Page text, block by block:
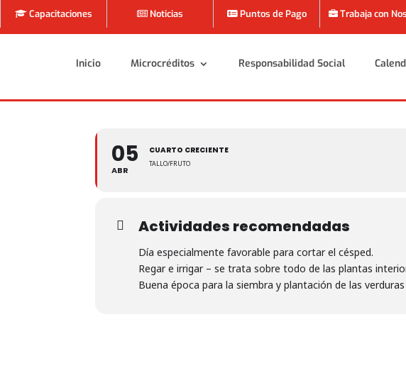
Capacitaciones Noticias Puntos de Pago Trabaja con
Inicio Microcréditos Responsabilidad Social
Inicio Microcréditos Responsabilidad Social
05
ABR
CUARTO CRECIENTE
TALLO/FRUTO
Actividades recomendadas
Día especialmente favorable para cortar el césped.
Regar e irrigar – se trata sobre todo de las plantas
Buena época para la siembra y plantación de las